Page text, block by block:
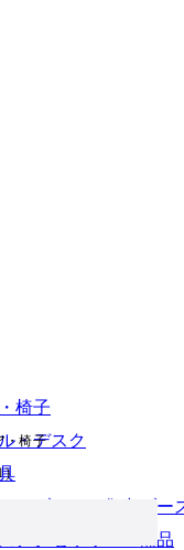
椅子
・デスク
ナルブース・集中ブー
スアクセサリー・備品
加できます
・椅子